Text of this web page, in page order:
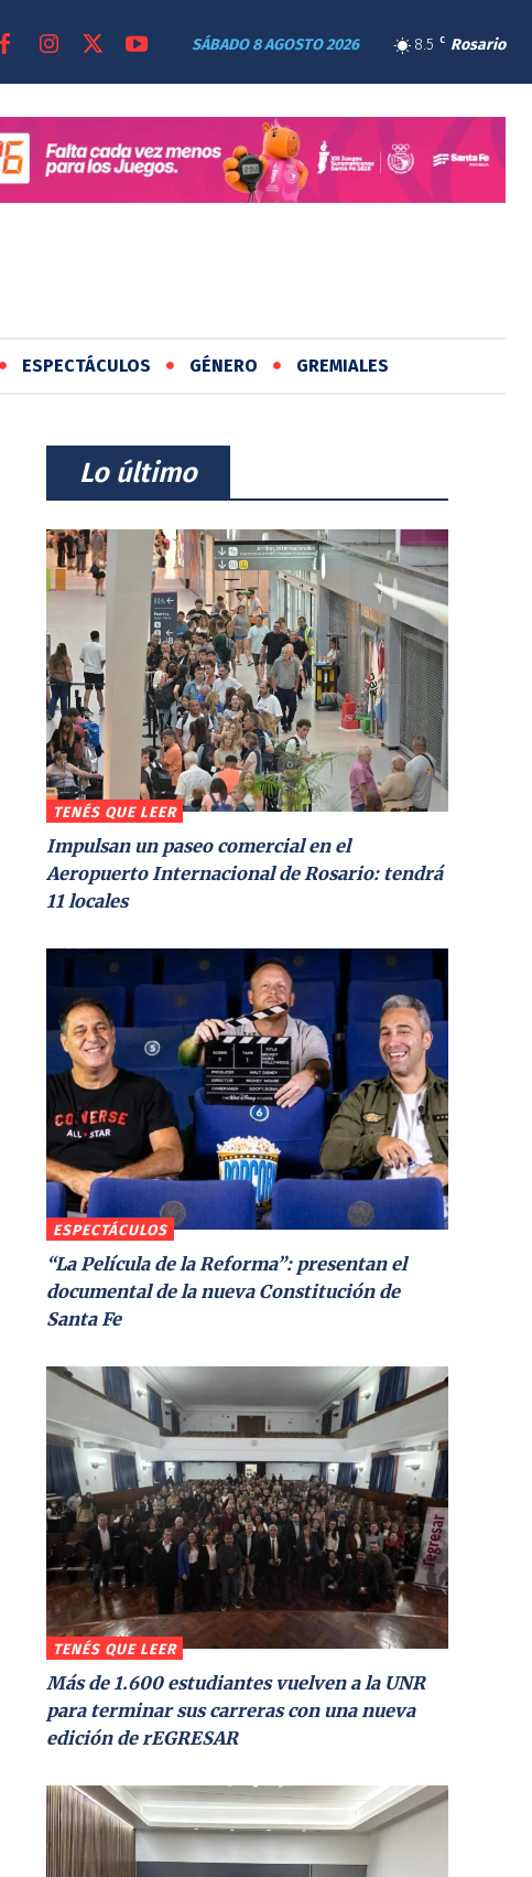
8.5 C Rosario
SÁBADO 8 AGOSTO 2026
ESPECTÁCULOS GÉNERO GREMIALES
⠀Lo último⠀
TENÉS QUE LEER
Impulsan un paseo comercial en el
Aeropuerto Internacional de Rosario: tendrá
11 locales
ESPECTÁCULOS
“La Película de la Reforma”: presentan el
documental de la nueva Constitución de
Santa Fe
TENÉS QUE LEER
Más de 1.600 estudiantes vuelven a la UNR
para terminar sus carreras con una nueva
edición de rEGRESAR